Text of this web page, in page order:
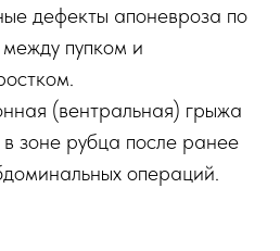
дефекты апоневроза по
пупком и
(вентральная) грыжа
зоне рубца после ранее
операций.